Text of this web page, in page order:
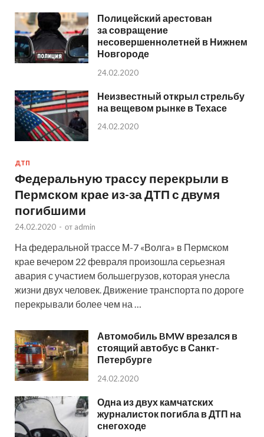
Полицейский арестован
за совращение
несовершеннолетней в Нижнем
Новгороде
24.02.2020
Неизвестный открыл стрельбу
на вещевом рынке в Техасе
24.02.2020
ДТП
Федеральную трассу перекрыли в
Пермском крае из-за ДТП с двумя
погибшими
24.02.2020 - от admin
На федеральной трассе М-7 «Волга» в Пермском
крае вечером 22 февраля произошла серьезная
авария с участием большегрузов, которая унесла
жизни двух человек. Движение транспорта по дороге
перекрывали более чем на …
Автомобиль BMW врезался в
стоящий автобус в Санкт-
Петербурге
24.02.2020
Одна из двух камчатских
журналисток погибла в ДТП на
снегоходе